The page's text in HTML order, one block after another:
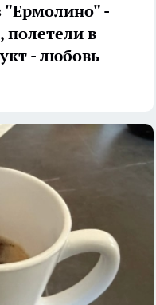
"Ермолино" -
полетели в
- любовь